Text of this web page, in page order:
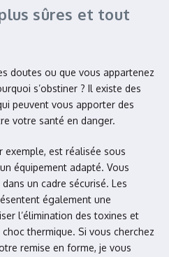
sûres et tout
doutes ou que vous appartenez
s’obstiner ? Il existe des
peuvent vous apporter des
votre santé en danger.
exemple, est réalisée sous
équipement adapté. Vous
un cadre sécurisé. Les
également une
l’élimination des toxines et
thermique. Si vous cherchez
remise en forme, je vous